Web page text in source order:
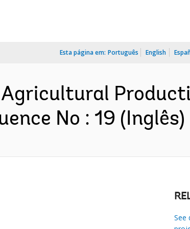
Esta página em: Português English
Agricultural
No : 19 (Inglês)
See